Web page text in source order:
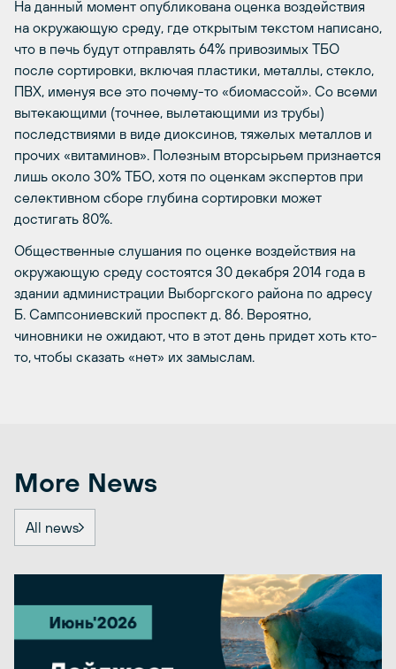
На данный момент опубликована оценка воздействия
на окружающую среду, где открытым текстом написано,
что в печь будут отправлять 64% привозимых ТБО
после сортировки, включая пластики, металлы, стекло,
ПВХ, именуя все это почему-то «биомассой». Со всеми
вытекающими (точнее, вылетающими из трубы)
последствиями в виде диоксинов, тяжелых металлов и
прочих «витаминов». Полезным вторсырьем признается
лишь около 30% ТБО, хотя по оценкам экспертов при
селективном сборе глубина сортировки может
достигать 80%.
Общественные слушания по оценке воздействия на
окружающую среду состоятся 30 декабря 2014 года в
здании администрации Выборгского района по адресу
Б. Сампсониевский проспект д. 86. Вероятно,
чиновники не ожидают, что в этот день придет хоть кто-
то, чтобы сказать «нет» их замыслам.
More News
All news